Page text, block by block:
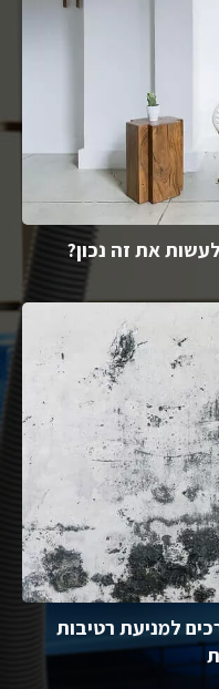
את זה נכון?
למניעת רטיבות